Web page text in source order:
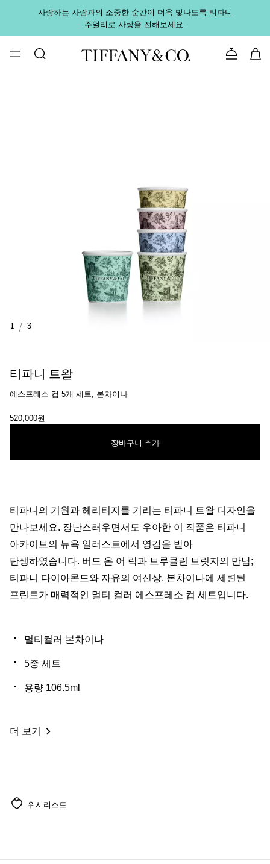
사랑하는 사람과의 소중한 순간이 더욱 빛나도록 티파니
주얼리로 사랑을 전해보세요.
문의하기
1 / 3
티파니 트왈
에스프레소 컵 5개 세트, 본차이나
520,000원
장바구니 추가
티파니의 기원과 헤리티지를 기리는 티파니 트왈 디자인을
만나보세요. 장난스러우면서도 우아한 이 작품은 티파니
아카이브의 뉴욕 일러스트에서 영감을 받아
탄생하였습니다. 버드 온 어 락과 브루클린 브릿지의 만남;
티파니 다이아몬드와 자유의 여신상. 본차이나에 세련된
프린트가 매력적인 멀티 컬러 에스프레소 컵 세트입니다.
멀티컬러 본차이나
5종 세트
용량 106.5ml
더 보기
위시리스트